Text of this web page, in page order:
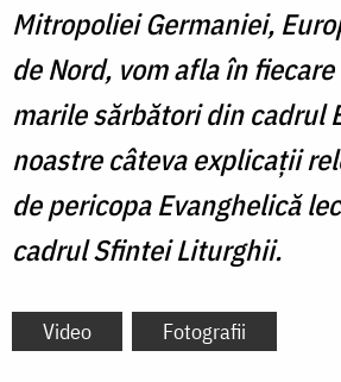
Mitropoliei Germaniei,
de Nord, vom afla în
marile sărbători din cadrul
noastre câteva explicații
de pericopa Evanghelică
cadrul Sfintei Liturghii.
Video Fotografii